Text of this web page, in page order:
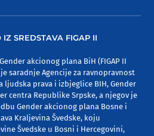
SREDSTAVA FIGAP II
akcionog plana BiH (FIGAP II
saradnje Agencije za ravnopravnost
ljudska prava i izbjeglice BIH, Gender
centra Republike Srpske, a njegov je
Gender akcionog plana Bosne i
Kraljevina Švedske, koju
Švedske u Bosni i Hercegovini,